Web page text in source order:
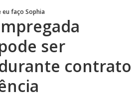
eu faço Sophia
ser
contrato